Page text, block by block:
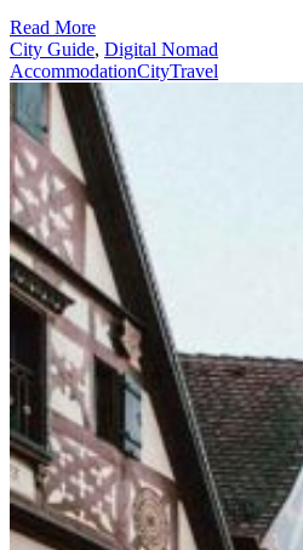
Read More
City Guide, Digital Nomad
AccommodationCityTravel